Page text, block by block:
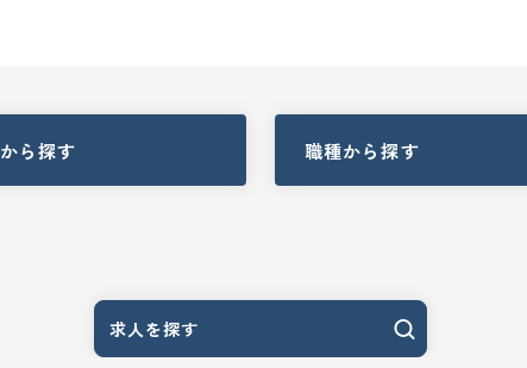
から探す 職種から探す
求人を探す